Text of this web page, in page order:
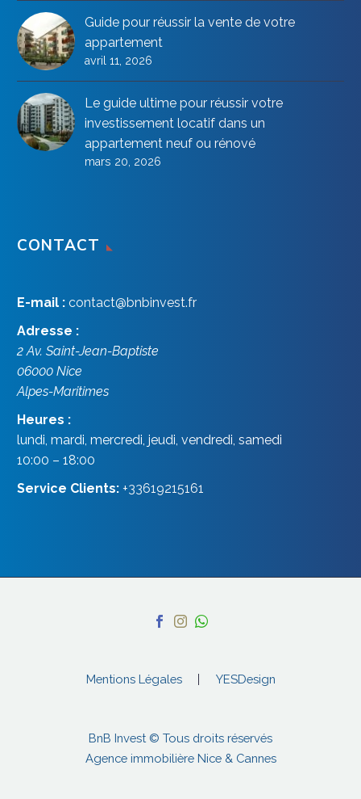
Guide pour réussir la vente de votre
appartement
avril 11, 2026
Le guide ultime pour réussir votre
investissement locatif dans un
appartement neuf ou rénové
mars 20, 2026
CONTACT
E-mail : contact@bnbinvest.fr
Adresse :
2 Av. Saint-Jean-Baptiste
06000 Nice
Alpes-Maritimes
Heures :
lundi, mardi, mercredi, jeudi, vendredi, samedi
10:00 – 18:00
Service Clients: +33619215161
Mentions Légales YESDesign
BnB Invest © Tous droits réservés
Agence immobilière Nice & Cannes